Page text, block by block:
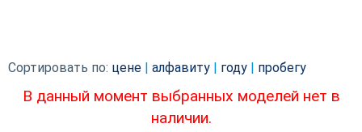
Сортировать по: цене алфавиту году пробегу
В данный момент выбранных моделей нет в
наличии.